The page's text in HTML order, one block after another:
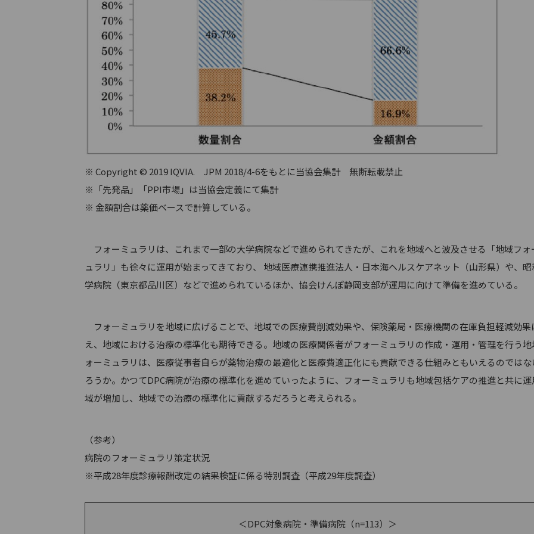
※ Copyright © 2019 IQVIA. JPM 2018/4-6をもとに当協会集計 無断転載禁止
※「先発品」「PPI市場」は当協会定義にて集計
※ 金額割合は薬価ベースで計算している。
フォーミュラリは、これまで一部の大学病院などで進められてきたが、これを地域へと波及させる「地域フォ
ュラリ」も徐々に運用が始まってきており、 地域医療連携推進法人・日本海ヘルスケアネット（山形県）や、昭
学病院（東京都品川区）などで進められているほか、協会けんぽ静岡支部が運用に向けて準備を進めている。
フォーミュラリを地域に広げることで、地域での医療費削減効果や、保険薬局・医療機関の在庫負担軽減効果
え、地域における治療の標準化も期待できる。地域の医療関係者がフォーミュラリの作成・運用・管理を行う地
ォーミュラリは、医療従事者自らが薬物治療の最適化と医療費適正化にも貢献できる仕組みともいえるのではな
ろうか。かつてDPC病院が治療の標準化を進めていったように、フォーミュラリも地域包括ケアの推進と共に
域が増加し、地域での治療の標準化に貢献するだろうと考えられる。
（参考）
病院のフォーミュラリ策定状況
※平成28年度診療報酬改定の結果検証に係る特別調査（平成29年度調査）
＜DPC対象病院・準備病院（n=113）＞